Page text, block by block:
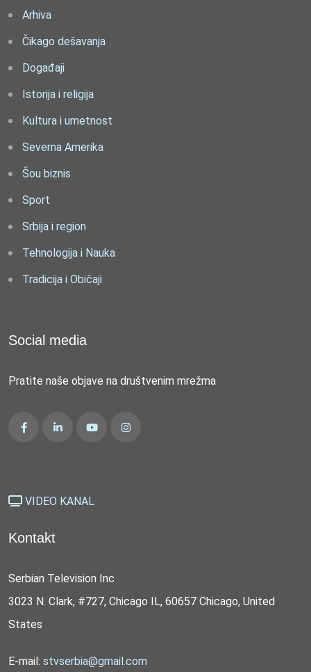
Arhiva
Čikago dešavanja
Događaji
Istorija i religija
Kultura i umetnost
Severna Amerika
Šou biznis
Sport
Srbija i region
Tehnologija i Nauka
Tradicija i Običaji
Social media
Pratite naše objave na društvenim mrežma
VIDEO KANAL
Kontakt
Serbian Television Inc
3023 N. Clark, #727, Chicago IL, 60657 Chicago, United
States
E-mail: stvserbia@gmail.com